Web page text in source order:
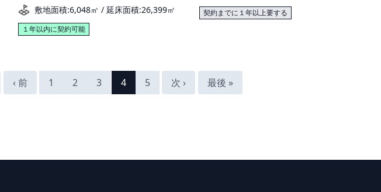
敷地面積:6,048㎡ / 延床面積:26,399㎡
１年以内に契約可能
契約までに１年以上要する
‹ 前 1 2 3 4 5 次 › 最後 »